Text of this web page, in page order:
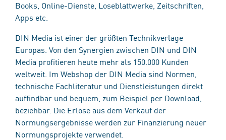
Books, Online-Dienste, Loseblattwerke, Zeitschriften,
Apps etc.
DIN Media ist einer der größten Technikverlage
Europas. Von den Synergien zwischen DIN und DIN
Media profitieren heute mehr als 150.000 Kunden
weltweit. Im Webshop der DIN Media sind Normen,
technische Fachliteratur und Dienstleistungen direkt
auffindbar und bequem, zum Beispiel per Download,
beziehbar. Die Erlöse aus dem Verkauf der
Normungsergebnisse werden zur Finanzierung neuer
Normungsprojekte verwendet.